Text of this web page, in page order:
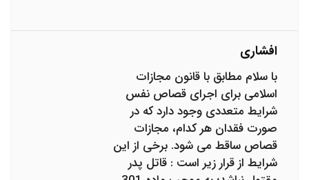
افشاری
با سلام مطابق با قانون مجازات
اسلامی برای اجرای قصاص نفس
شرایط متعددی وجود دارد که در
صورت فقدان هر کدام، مجازات
قصاص ساقط می شود. برخی از این
شرایط از قرار زیر است : قاتل پدر